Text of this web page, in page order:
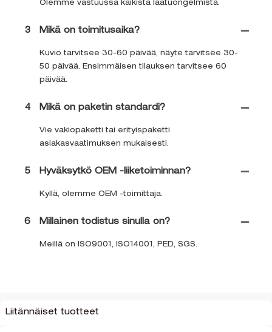
Olemme vastuussa kaikista laatuongelmista.
3 Mikä on toimitusaika?
Kuvio tarvitsee 30-60 päivää, näyte tarvitsee 30-
50 päivää. Ensimmäisen tilauksen tarvitsee 60
päivää.
4 Mikä on paketin standardi?
Vie vakiopaketti tai erityispaketti
asiakasvaatimuksen mukaisesti.
5 Hyväksytkö OEM -liiketoiminnan?
Kyllä, olemme OEM -toimittaja.
6 Millainen todistus sinulla on?
Meillä on ISO9001, ISO14001, PED, SGS.
Liitännäiset tuotteet